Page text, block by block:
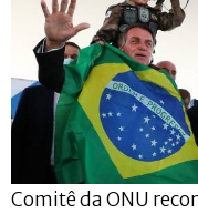
Comitê da ONU